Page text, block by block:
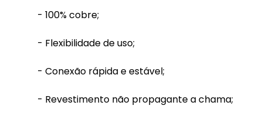
- 100% cobre;
- Flexibilidade de uso;
- Conexão rápida e estável;
- Revestimento não propagante a chama;